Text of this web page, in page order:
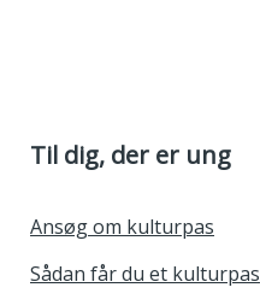
Til dig, der er ung
Ansøg om kulturpas
Sådan får du et kulturpas